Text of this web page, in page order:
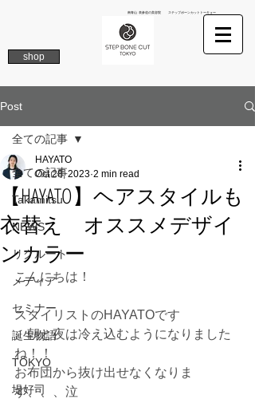
南青山 表参道の美容院 ステップボーンカットトーキョー
shop
Post
全ての記事
Takamitsu
NEWS
リクルート
メディア
セミナー
誕生物語
TOKYO
堤好司
全ての記事
【HAYATO】ヘアスタイルも
衣替え オススメデザイ
ンカラー
HAYATO
Oct 28, 2023 2 min read
こんにちは！
スタイリストのHAYATOです
朝と夜は冷え込むようになりました
ね！！
お布団から抜け出せなくなりま
す、、、泣